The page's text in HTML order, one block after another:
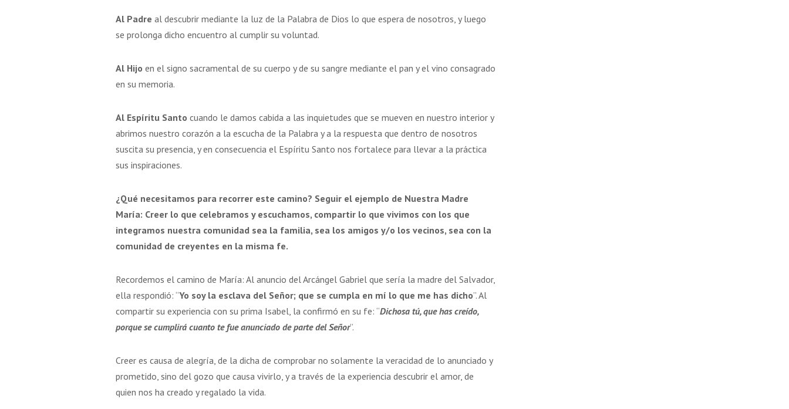
Al Padre al descubrir mediante la luz de la Palabra de Dios lo que espera de nosotros, y luego
se prolonga dicho encuentro al cumplir su voluntad.
Al Hijo en el signo sacramental de su cuerpo y de su sangre mediante el pan y el vino consagrado
en su memoria.
Al Espíritu Santo cuando le damos cabida a las inquietudes que se mueven en nuestro interior y
abrimos nuestro corazón a la escucha de la Palabra y a la respuesta que dentro de nosotros
suscita su presencia, y en consecuencia el Espíritu Santo nos fortalece para llevar a la práctica
sus inspiraciones.
¿Qué necesitamos para recorrer este camino? Seguir el ejemplo de Nuestra Madre
María: Creer lo que celebramos y escuchamos, compartir lo que vivimos con los que
integramos nuestra comunidad sea la familia, sea los amigos y/o los vecinos, sea con la
comunidad de creyentes en la misma fe.
Recordemos el camino de María: Al anuncio del Arcángel Gabriel que sería la madre del Salvador,
ella respondió: “Yo soy la esclava del Señor; que se cumpla en mí lo que me has dicho”. Al
compartir su experiencia con su prima Isabel, la confirmó en su fe: “Dichosa tú, que has creído,
porque se cumplirá cuanto te fue anunciado de parte del Señor”.
Creer es causa de alegría, de la dicha de comprobar no solamente la veracidad de lo anunciado y
prometido, sino del gozo que causa vivirlo, y a través de la experiencia descubrir el amor, de
quien nos ha creado y regalado la vida.